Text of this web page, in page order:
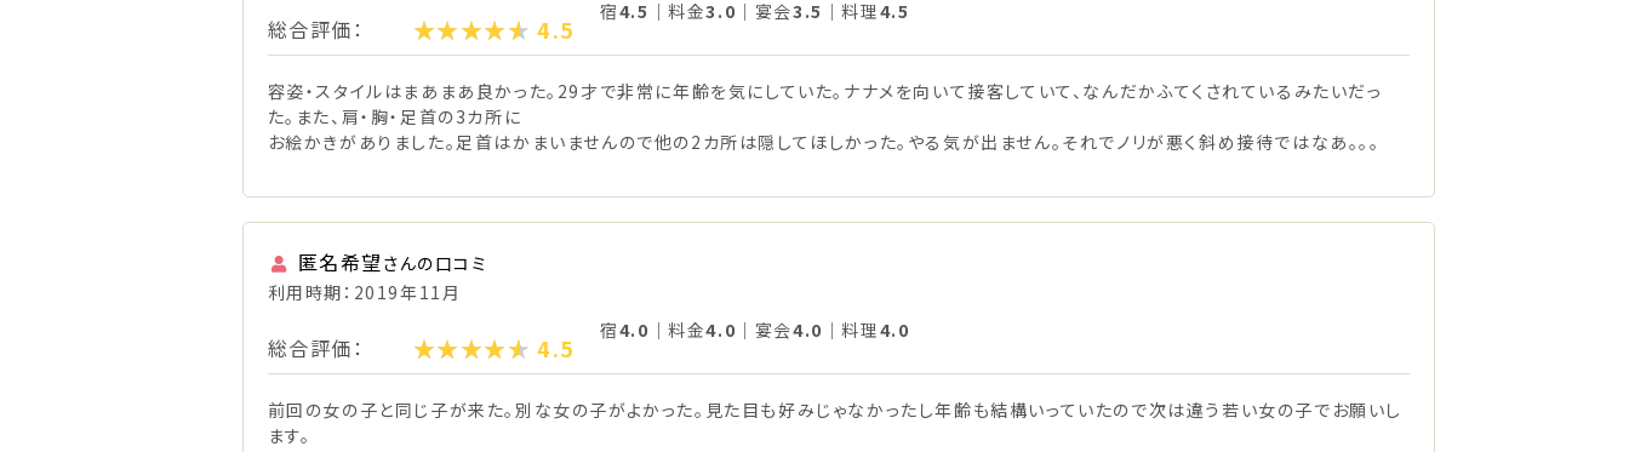
総合評価： 4.5
宿4.5 ｜料金3.0 ｜宴会3.5 ｜料理4.5
容姿・スタイルはまあまあ良かった。29才で非常に年齢を気にしていた。ナナメを向いて接客していて、なんだかふてくされているみたいだっ
た。また、肩・胸・足首の3カ所に
お絵かきがありました。足首はかまいませんので他の2カ所は隠してほしかった。やる気が出ません。それでノリが悪く斜め接待ではなあ。。。
匿名希望 さんの口コミ
利用時期：2019年11月
総合評価： 4.5
宿4.0 ｜料金4.0 ｜宴会4.0 ｜料理4.0
前回の女の子と同じ子が来た。別な女の子がよかった。見た目も好みじゃなかったし年齢も結構いっていたので次は違う若い女の子でお願いし
ます。